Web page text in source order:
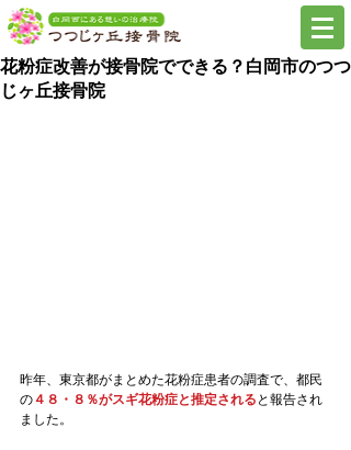
花粉症改善が接骨院でできる？白岡市のつつ
じヶ丘接骨院
昨年、東京都がまとめた花粉症患者の調査で、都民
の４８・８％がスギ花粉症と推定される と報告され
ました。